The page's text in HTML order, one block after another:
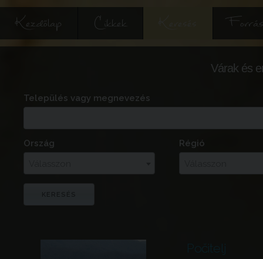
Kezdőlap Cikkek
Várak és
Település vagy megnevezés
Ország
Régió
Počitelj